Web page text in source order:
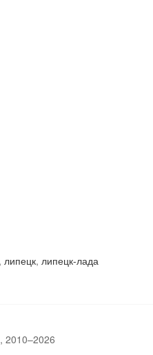
,липецк,липецк-лада
, 2010–2026